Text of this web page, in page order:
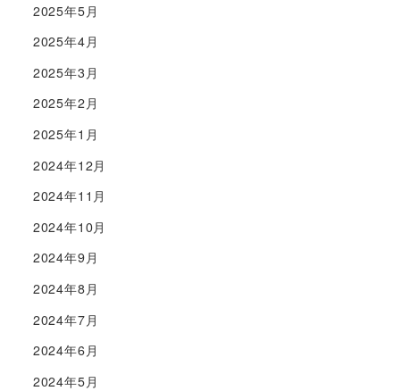
2025年5月
2025年4月
2025年3月
2025年2月
2025年1月
2024年12月
2024年11月
2024年10月
2024年9月
2024年8月
2024年7月
2024年6月
2024年5月